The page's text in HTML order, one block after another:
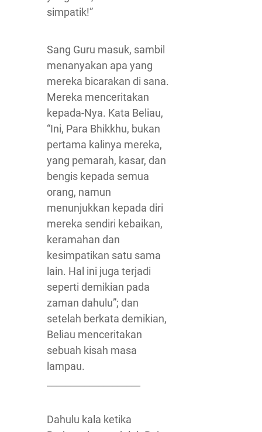
simpatik!”
Sang Guru masuk, sambil
menanyakan apa yang
mereka bicarakan di sana.
Mereka menceritakan
kepada-Nya. Kata Beliau,
“Ini, Para Bhikkhu, bukan
pertama kalinya mereka,
yang pemarah, kasar, dan
bengis kepada semua
orang, namun
menunjukkan kepada diri
mereka sendiri kebaikan,
keramahan dan
kesimpatikan satu sama
lain. Hal ini juga terjadi
seperti demikian pada
zaman dahulu”; dan
setelah berkata demikian,
Beliau menceritakan
sebuah kisah masa
lampau.
Dahulu kala ketika